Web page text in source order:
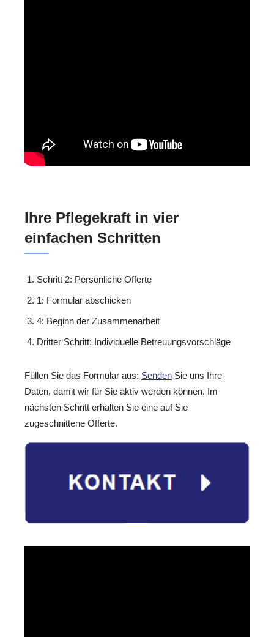
Ihre Pflegekraft in vier
einfachen Schritten
Schritt 2: Persönliche Offerte
1: Formular abschicken
4: Beginn der Zusammenarbeit
Dritter Schritt: Individuelle Betreuungsvorschläge
Füllen Sie das Formular aus: Senden Sie uns Ihre
Daten, damit wir für Sie aktiv werden können. Im
nächsten Schritt erhalten Sie eine auf Sie
zugeschnittene Offerte.